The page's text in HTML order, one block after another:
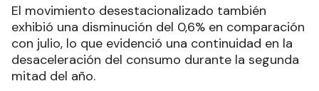
El movimiento desestacionalizado también
exhibió una disminución del 0,6% en comparación
con julio, lo que evidenció una continuidad en la
desaceleración del consumo durante la segunda
mitad del año.